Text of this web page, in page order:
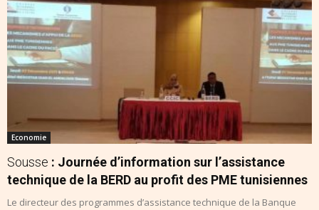
Economie
Sousse : Journée d’information sur l’assistance
technique de la BERD au profit des PME tunisiennes
Le directeur des programmes d’assistance technique de la Banque